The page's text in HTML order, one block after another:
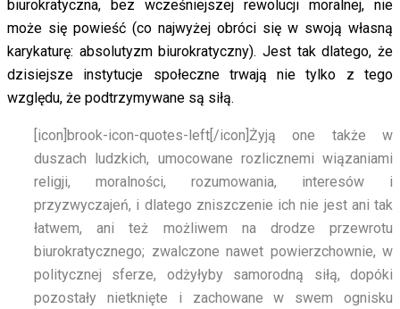
biurokratyczna, bez wcześniejszej rewolucji moralnej, nie
może się powieść (co najwyżej obróci się w swoją własną
karykaturę: absolutyzm biurokratyczny). Jest tak dlatego, że
dzisiejsze instytucje społeczne trwają nie tylko z tego
względu, że podtrzymywane są siłą.
[icon]brook-icon-quotes-left[/icon] Żyją one także w
duszach ludzkich, umocowane rozlicznemi wiązaniami
religji, moralności, rozumowania, interesów i
przyzwyczajeń, i dlatego zniszczenie ich nie jest ani tak
łatwem, ani też możliwem na drodze przewrotu
biurokratycznego; zwalczone nawet powierzchownie, w
politycznej sferze, odżyłyby samorodną siłą, dopóki
pozostały nietknięte i zachowane w swem ognisku